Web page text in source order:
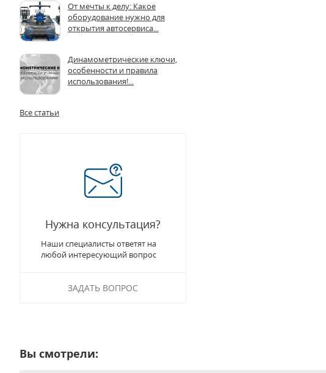
От мечты к делу: Какое
оборудование нужно для
открытия автосервиса...
Динамометрические ключи,
особенности и правила
использования!...
Все статьи
Нужна консультация?
Наши специалисты ответят на
любой интересующий вопрос
ЗАДАТЬ ВОПРОС
Вы смотрели: